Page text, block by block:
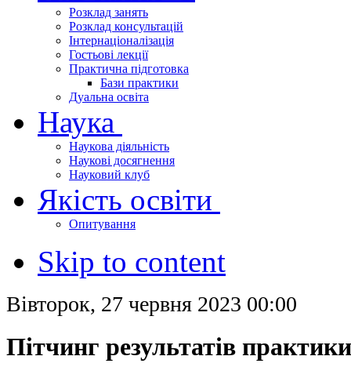
Розклад занять
Розклад консультацій
Інтернаціоналізація
Гостьові лекції
Практична підготовка
Бази практики
Дуальна освіта
Наука
Наукова діяльність
Наукові досягнення
Науковий клуб
Якість освіти
Опитування
Skip to content
Вівторок, 27 червня 2023 00:00
Пітчинг результатів